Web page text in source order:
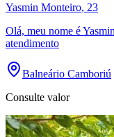
Yasmin Monteiro, 23
Olá, meu nome é
atendimento
Balneário Camboriú
Consulte valor